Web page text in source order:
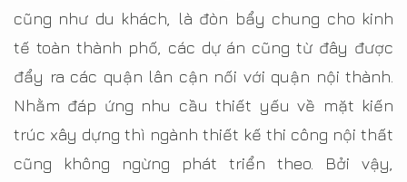
cũng như du khách, là đòn bẩy chung cho kinh
tế toàn thành phố, các dự án cũng từ đây được
đẩy ra các quận lân cận nối với quận nội thành.
Nhằm đáp ứng nhu cầu thiết yếu về mặt kiến
trúc xây dựng thì ngành thiết kế thi công nội thất
cũng không ngừng phát triển theo. Bởi vậy,